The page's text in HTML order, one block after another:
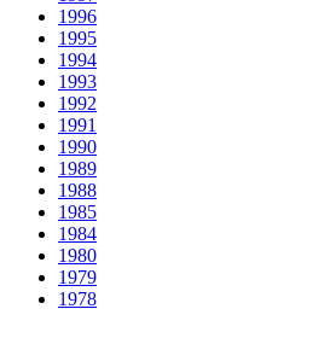
1996
1995
1994
1993
1992
1991
1990
1989
1988
1985
1984
1980
1979
1978